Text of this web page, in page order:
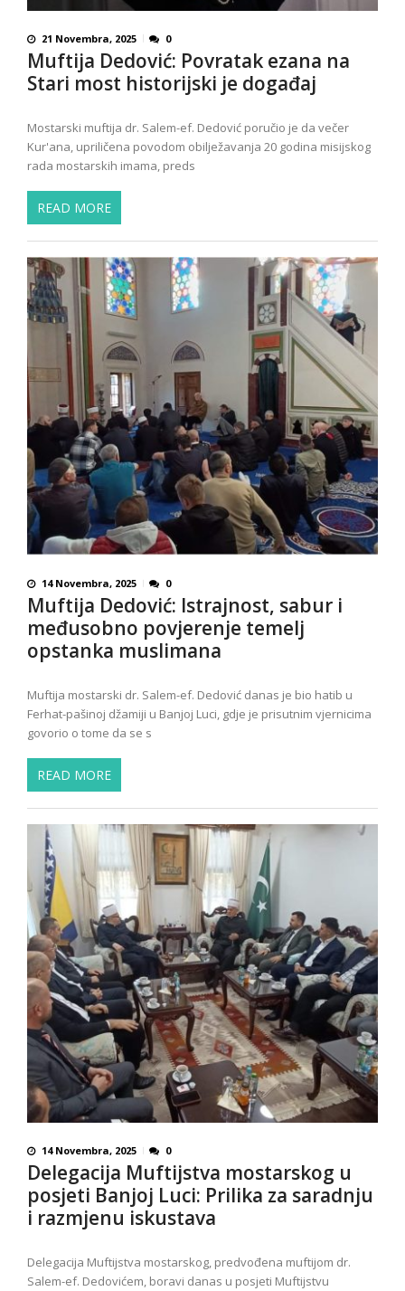
21 Novembra, 2025 0
Muftija Dedović: Povratak ezana na
Stari most historijski je događaj
Mostarski muftija dr. Salem-ef. Dedović poručio je da večer
Kur'ana, upriličena povodom obilježavanja 20 godina misijskog
rada mostarskih imama, preds
READ MORE
14 Novembra, 2025 0
Muftija Dedović: Istrajnost, sabur i
međusobno povjerenje temelj
opstanka muslimana
Muftija mostarski dr. Salem-ef. Dedović danas je bio hatib u
Ferhat-pašinoj džamiji u Banjoj Luci, gdje je prisutnim vjernicima
govorio o tome da se s
READ MORE
14 Novembra, 2025 0
Delegacija Muftijstva mostarskog u
posjeti Banjoj Luci: Prilika za saradnju
i razmjenu iskustava
Delegacija Muftijstva mostarskog, predvođena muftijom dr.
Salem-ef. Dedovićem, boravi danas u posjeti Muftijstvu